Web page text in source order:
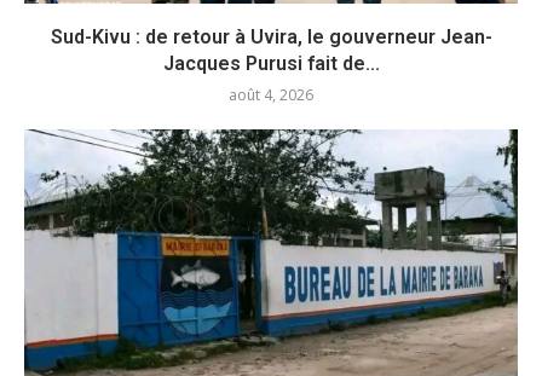
Sud-Kivu : de retour à Uvira, le gouverneur Jean-
Jacques Purusi fait de...
août 4, 2026